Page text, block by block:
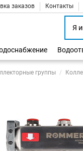
заказов Контакты
группы